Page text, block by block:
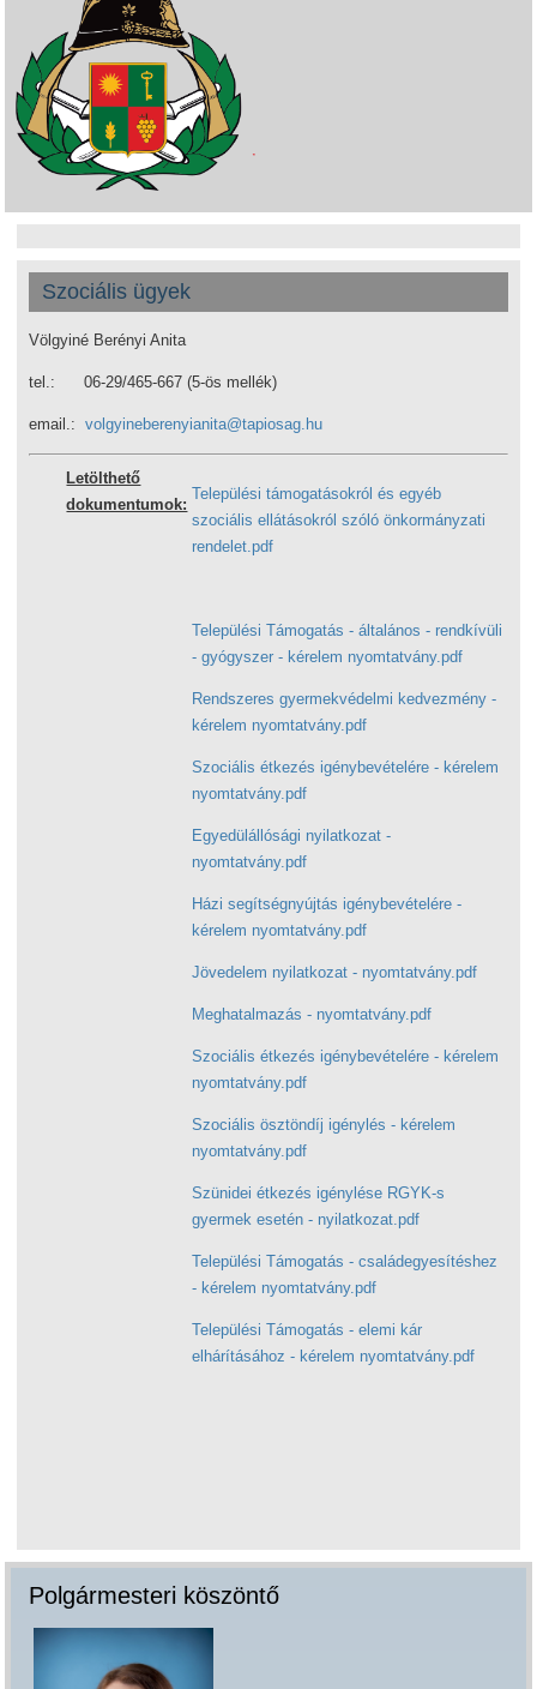
Szociális ügyek
Völgyiné Berényi Anita
tel.: 06-29/465-667 (5-ös mellék)
email.:volgyineberenyianita@tapiosag.hu
Letölthető
dokumentumok:
Települési támogatásokról és egyéb
szociális ellátásokról szóló önkormányzati
rendelet.pdf
Települési Támogatás - általános - rendkívüli
- gyógyszer - kérelem nyomtatvány.pdf
Rendszeres gyermekvédelmi kedvezmény -
kérelem nyomtatvány.pdf
Szociális étkezés igénybevételére - kérelem
nyomtatvány.pdf
Egyedülállósági nyilatkozat -
nyomtatvány.pdf
Házi segítségnyújtás igénybevételére -
kérelem nyomtatvány.pdf
Jövedelem nyilatkozat - nyomtatvány.pdf
Meghatalmazás - nyomtatvány.pdf
Szociális étkezés igénybevételére - kérelem
nyomtatvány.pdf
Szociális ösztöndíj igénylés - kérelem
nyomtatvány.pdf
Szünidei étkezés igénylése RGYK-s
gyermek esetén - nyilatkozat.pdf
Települési Támogatás - családegyesítéshez
- kérelem nyomtatvány.pdf
Települési Támogatás - elemi kár
elhárításához - kérelem nyomtatvány.pdf
Polgármesteri köszöntő